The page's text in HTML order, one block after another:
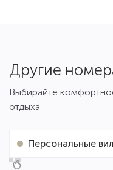
Другие
Выбирайте
отдыха
Персональные